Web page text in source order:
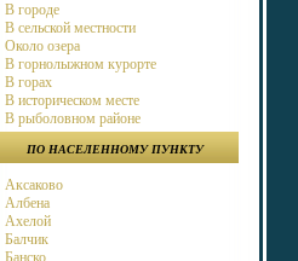
В городе
В сельской местности
Около озера
В горнолыжном курорте
В горах
В историческом месте
В рыболовном районе
В охотничьем районе
Около города
Около горнолыжного курорта
В бальнео районе
В районе гольф поля
Около магистрали
ПО НАСЕЛЕННОМУ ПУНКТУ
Аксаково
Албена
Ахелой
Балчик
Банско